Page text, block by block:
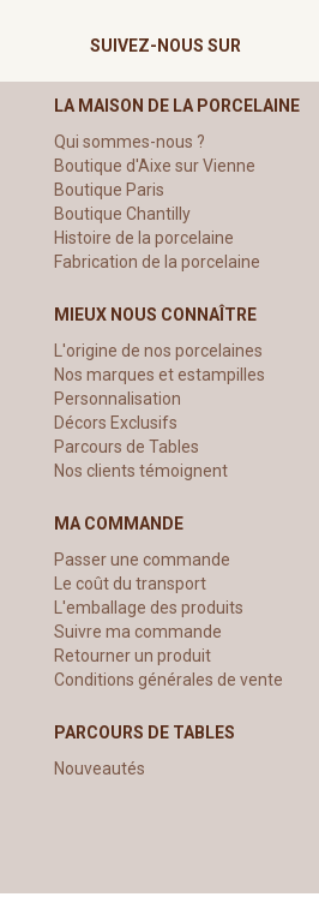
SUIVEZ-NOUS SUR
LA MAISON DE LA PORCELAINE
Qui sommes-nous ?
Boutique d'Aixe sur Vienne
Boutique Paris
Boutique Chantilly
Histoire de la porcelaine
Fabrication de la porcelaine
MIEUX NOUS CONNAÎTRE
L'origine de nos porcelaines
Nos marques et estampilles
Personnalisation
Décors Exclusifs
Parcours de Tables
Nos clients témoignent
MA COMMANDE
Passer une commande
Le coût du transport
L'emballage des produits
Suivre ma commande
Retourner un produit
Conditions générales de vente
PARCOURS DE TABLES
Nouveautés